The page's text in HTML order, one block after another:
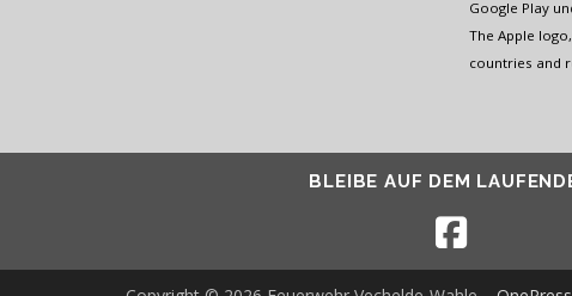
Google Play
The Apple
countries and
BLEIBE AUF DEM